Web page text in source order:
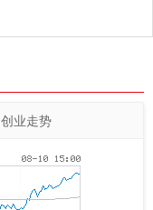
创业走势